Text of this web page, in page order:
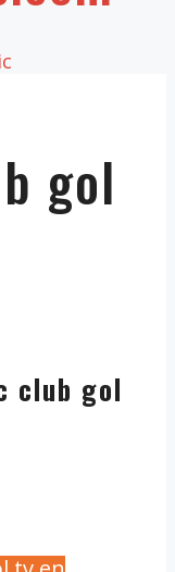
gol
club gol